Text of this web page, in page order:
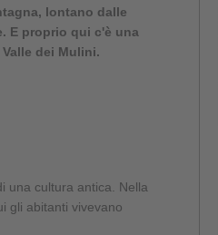
lontano dalle
E proprio qui c'è una
Valle dei Mulini.
una cultura antica. Nella
gli abitanti vivevano